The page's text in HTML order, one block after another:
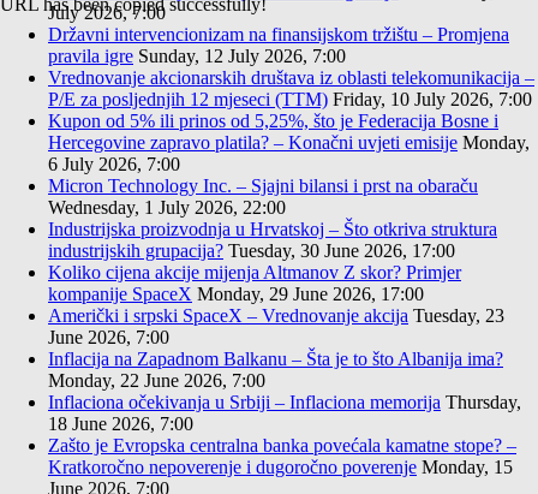
URL has been copied successfully!
July 2026, 7:00
Državni intervencionizam na finansijskom tržištu – Promjena
pravila igre Sunday, 12 July 2026, 7:00
Vrednovanje akcionarskih društava iz oblasti telekomunikacija –
P/E za posljednjih 12 mjeseci (TTM) Friday, 10 July 2026, 7:00
Kupon od 5% ili prinos od 5,25%, što je Federacija Bosne i
Hercegovine zapravo platila? – Konačni uvjeti emisije Monday,
6 July 2026, 7:00
Micron Technology Inc. – Sjajni bilansi i prst na obaraču
Wednesday, 1 July 2026, 22:00
Industrijska proizvodnja u Hrvatskoj – Što otkriva struktura
industrijskih grupacija? Tuesday, 30 June 2026, 17:00
Koliko cijena akcije mijenja Altmanov Z skor? Primjer
kompanije SpaceX Monday, 29 June 2026, 17:00
Američki i srpski SpaceX – Vrednovanje akcija Tuesday, 23
June 2026, 7:00
Inflacija na Zapadnom Balkanu – Šta je to što Albanija ima?
Monday, 22 June 2026, 7:00
Inflaciona očekivanja u Srbiji – Inflaciona memorija Thursday,
18 June 2026, 7:00
Zašto je Evropska centralna banka povećala kamatne stope? –
Kratkoročno nepoverenje i dugoročno poverenje Monday, 15
June 2026, 7:00